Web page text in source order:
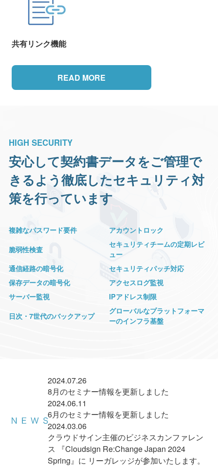
共有リンク機能
READ MORE
HIGH SECURITY
安心して契約書データをご管理で
きるよう徹底したセキュリティ対
策を行っています
複雑なパスワード要件
アカウントロック
脆弱性検査
セキュリティチームの定期レビ
ュー
通信経路の暗号化
セキュリティパッチ対応
保存データの暗号化
アクセスログ監視
サーバー監視
IPアドレス制限
日次・7世代のバックアップ
グローバルなプラットフォーマ
ーのインフラ基盤
2024.07.26
8月のセミナー情報を更新しました
2024.06.11
6月のセミナー情報を更新しました
2024.03.06
クラウドサイン主催のビジネスカンファレン
ス 『Cloudsign Re:Change Japan 2024
Spring』に リーガレッジが参加いたします。